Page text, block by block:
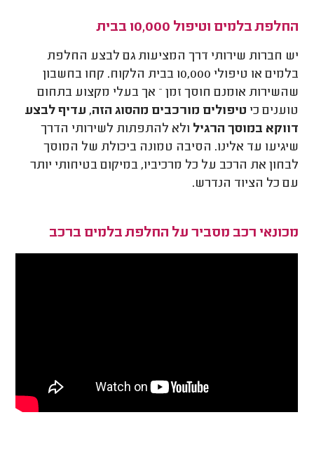
החלפת בלמים וטיפול 10,000 בבית
יש חברות שירותי דרך המציעות גם לבצע החלפת
בלמים או טיפולי 10,000 בבית הלקוח. קחו בחשבון
שהשירות אומנם חוסך זמן – אך בעלי מקצוע בתחום
טוענים כי טיפולים מורכבים מהסוג הזה, עדיף לבצע
דווקא במוסך הרגיל ולא להתפתות לשירותי הדרך
שיגיעו עד אלינו. הסיבה טמונה ביכולת של המוסך
לבחון את הרכב על כל מרכיביו, במיקום בטיחותי יותר
עם כל הציוד הנדרש.
מכונאי רכב מסביר על החלפת בלמים ברכב